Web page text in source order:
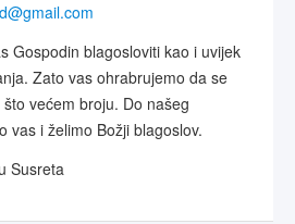
Gospodin blagosloviti kao i uvijek
Zato vas ohrabrujemo da se
većem broju. Do našeg
vas i želimo Božji blagoslov.
Susreta